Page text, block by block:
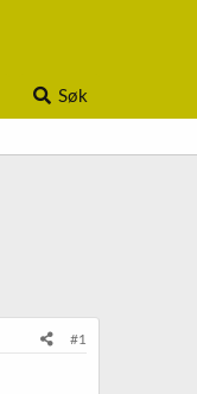
Søk
#1